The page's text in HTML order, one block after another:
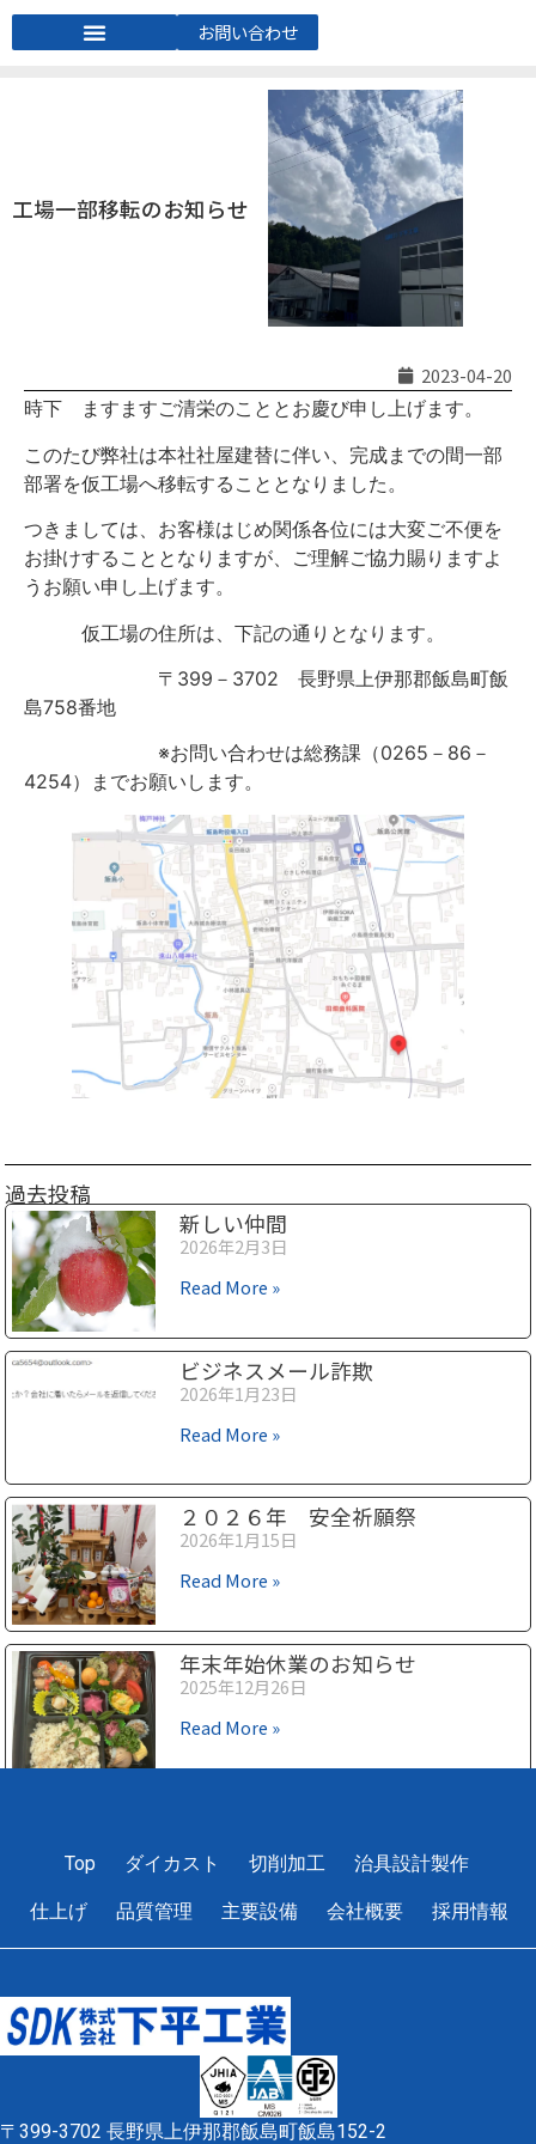
お問い合わせ
工場一部移転のお知らせ
2023-04-20
時下 ますますご清栄のこととお慶び申し上げます。
このたび弊社は本社社屋建替に伴い、完成までの間一部
部署を仮工場へ移転することとなりました。
つきましては、お客様はじめ関係各位には大変ご不便を
お掛けすることとなりますが、ご理解ご協力賜りますよ
うお願い申し上げます。
仮工場の住所は、下記の通りとなります。
〒399－3702 長野県上伊那郡飯島町飯
島758番地
※お問い合わせは総務課（0265－86－
4254）までお願いします。
過去投稿
新しい仲間
2026年2月3日
Read More »
ビジネスメール詐欺
2026年1月23日
Read More »
２０２６年 安全祈願祭
2026年1月15日
Read More »
年末年始休業のお知らせ
2025年12月26日
Read More »
Top ダイカスト 切削加工 治具設計製作
仕上げ 品質管理 主要設備 会社概要 採用情報
〒399-3702 長野県上伊那郡飯島町飯島152-2